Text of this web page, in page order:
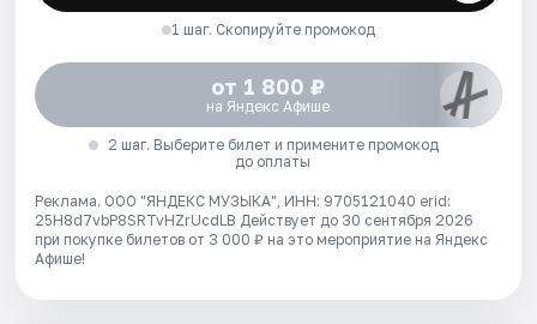
1 шаг. Скопируйте промокод
от 1 800 ₽
на Яндекс Афише
2 шаг. Выберите билет и примените промокод
до оплаты
Реклама. ООО "ЯНДЕКС МУЗЫКА", ИНН: 9705121040 erid:
25H8d7vbP8SRTvHZrUcdLB Действует до 30 сентября 2026
при покупке билетов от 3 000 ₽ на это мероприятие на Яндекс
Афише!